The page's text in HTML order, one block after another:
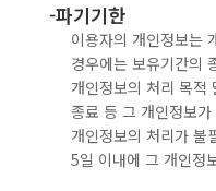
-파기기한
이용자의 개인정보는
경우에는 보유기간의
개인정보의 처리 목적
종료 등 그 개인정보
개인정보의 처리가 불
5일 이내에 그 개인정